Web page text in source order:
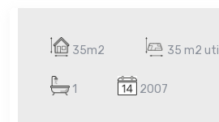
35m2 35 m2 util
1 2007